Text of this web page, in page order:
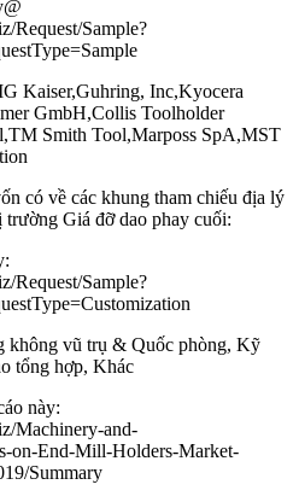
Request/Sample?
Kaiser,Guhring, Inc,Kyocera
GmbH,Collis Toolholder
Smith Tool,Marposs SpA,MST
có về các khung tham chiếu địa lý
trường Giá đỡ dao phay cuối:
Request/Sample?
không vũ trụ & Quốc phòng, Kỹ
tổng hợp, Khác
này:
Machinery-and-
on-End-Mill-Holders-Market-
Summary